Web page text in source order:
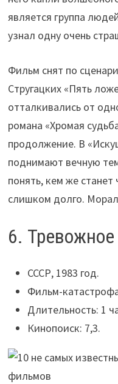
является группа
узнал одну очень
Фильм снят по
Стругацких «Пять
отталкивались от
романа «Хромая
продолжение. В
поднимают вечную
понять, кем же
слишком долго.
6.
СССР, 1983 год.
Фильм-
Длительность: 1
Кинопоиск: 7,3.